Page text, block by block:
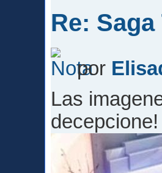
Re:
por
Las
decepcione!